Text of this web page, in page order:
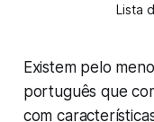
Lista
Existem pelo
português que
com